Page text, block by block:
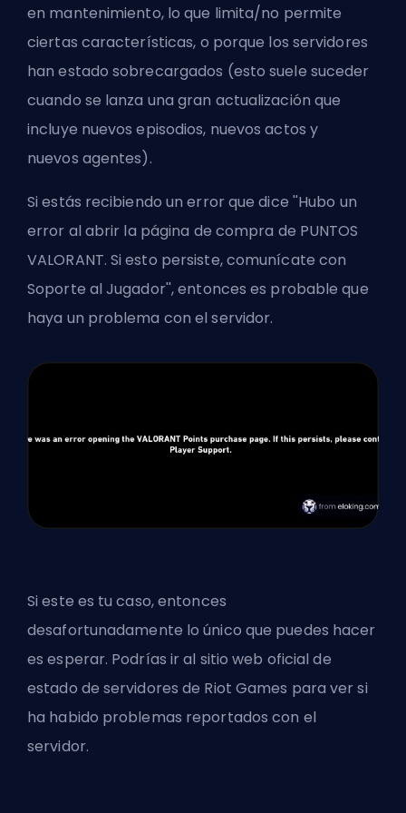
en mantenimiento, lo que limita/no permite
ciertas características, o porque los servidores
han estado sobrecargados (esto suele suceder
cuando se lanza una gran actualización que
incluye nuevos episodios, nuevosactos y
nuevos agentes).
Si estás recibiendo un error que dice ''Hubo un
error al abrir la página de compra de PUNTOS
VALORANT. Si esto persiste, comunícate con
Soporte al Jugador'', entonces es probable que
haya un problema con el servidor.
Si este es tu caso, entonces
desafortunadamente lo único que puedes hacer
es esperar. Podrías ir al sitio web oficial de
estado de servidores de Riot Games para ver si
ha habido problemas reportados con el
servidor.